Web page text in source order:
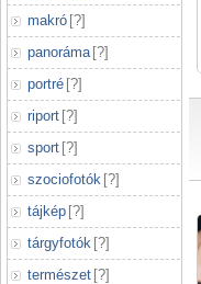
makró [?]
panoráma [?]
portré [?]
riport [?]
sport [?]
szociofotók [?]
tájkép [?]
tárgyfotók [?]
természet [?]